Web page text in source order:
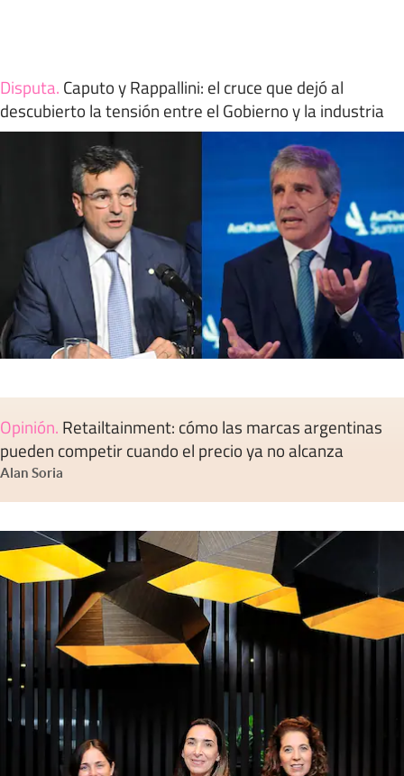
Disputa. Caputo y Rappallini: el cruce que dejó al
descubierto la tensión entre el Gobierno y la industria
Opinión. Retailtainment: cómo las marcas argentinas
pueden competir cuando el precio ya no alcanza
Alan Soria